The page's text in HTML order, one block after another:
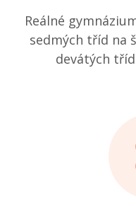
Reálné
sedmých tříd na
devátých